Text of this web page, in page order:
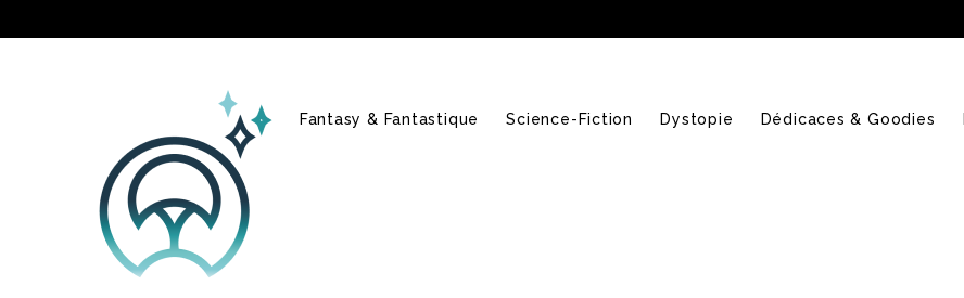
Fantasy & Fantastique Science-Fiction Dystopie Dédicaces & Goodies